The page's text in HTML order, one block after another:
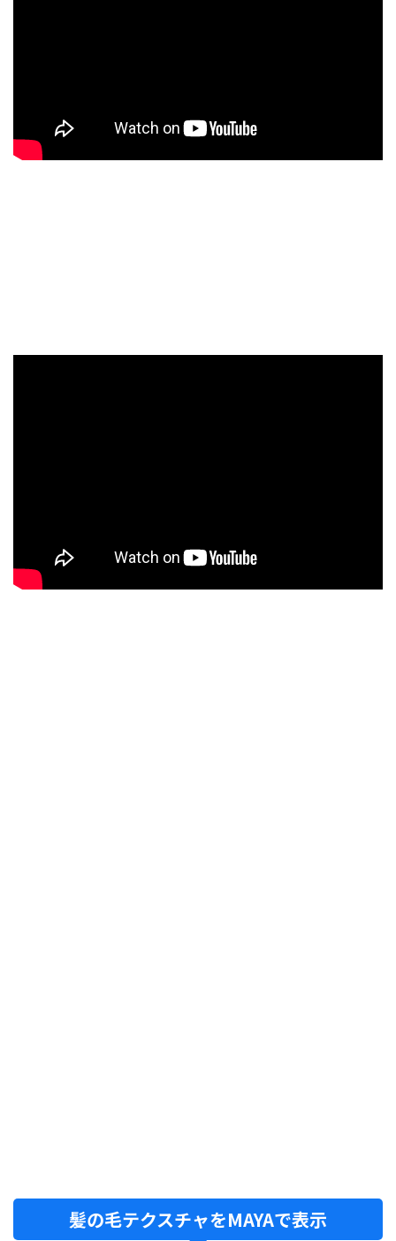
髪の毛テクスチャをMAYAで表示